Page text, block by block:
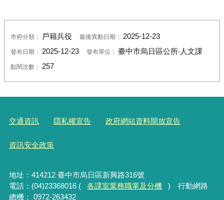
市府分類： 戶籍兵役 最後異動日期： 2025-12-23
發布日期： 2025-12-23 發布單位： 臺中市烏日區公所‧人文課
點閱次數： 257
交通資訊 隱私權宣告 政府網站資料開放宣告
資訊安全政策
地址：414212 臺中市烏日區新興路316號
電話：(04)23368016 (
各課室業務職掌及分機
) 行動網路
總機： 0972-263432